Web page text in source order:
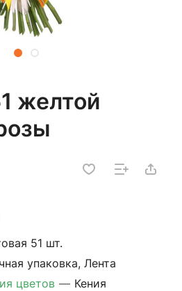
желтой
51 шт.
упаковка, Лента
цветов — Кения